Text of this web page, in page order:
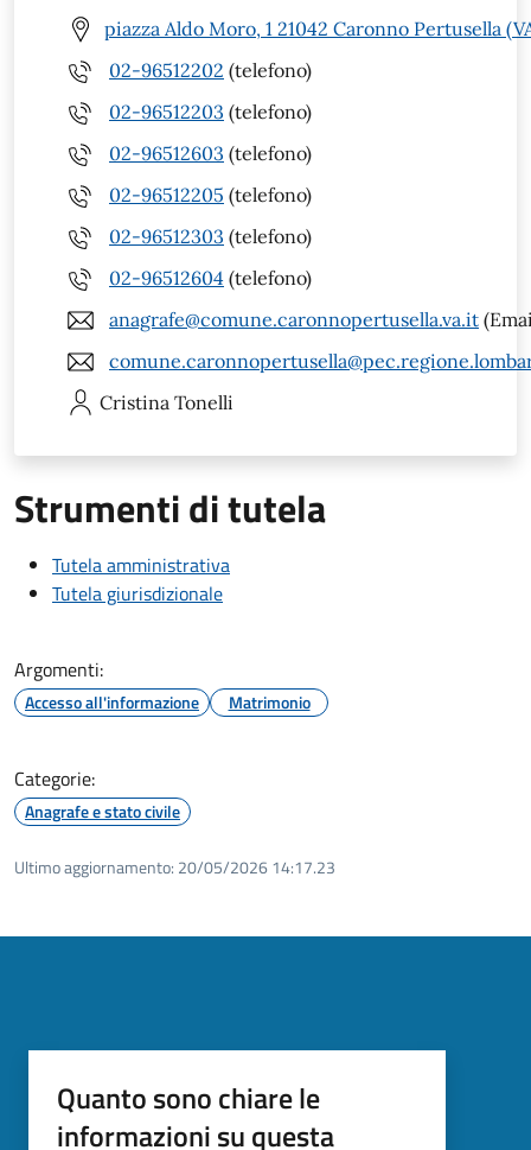
piazza Aldo Moro, 1 21042 Caronno Pertusella
02-96512202 (telefono)
02-96512203 (telefono)
02-96512603 (telefono)
02-96512205 (telefono)
02-96512303 (telefono)
02-96512604 (telefono)
anagrafe@comune.caronnopertusella.va.it
Cristina Tonelli
Strumenti di tutela
Tutela amministrativa
Tutela giurisdizionale
Argomenti:
Accesso all'informazione Matrimonio
Categorie:
Anagrafe e stato civile
Ultimo aggiornamento: 20/05/2026 14:17.23
Quanto sono chiare le
informazioni su questa